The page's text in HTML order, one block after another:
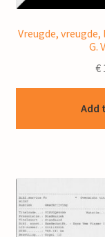
Vreugde,
G.
€
Add